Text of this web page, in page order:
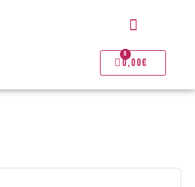
Menú
0,00€
0
Carrito